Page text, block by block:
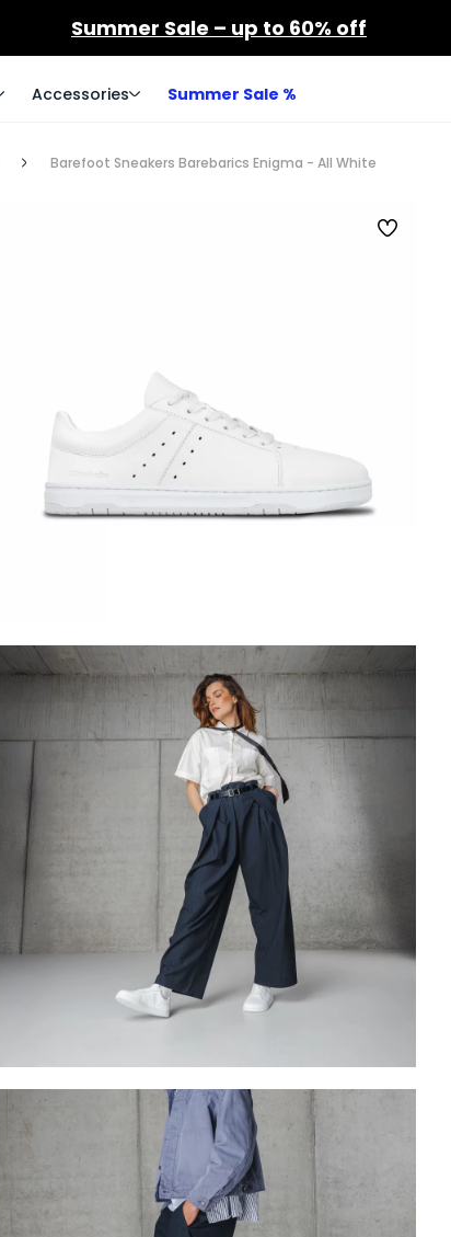
Summer Sale – up to 60% off
Accessories Summer Sale %
Barefoot Sneakers Barebarics Enigma - All White